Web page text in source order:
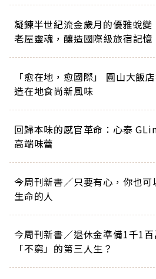
凝鍊半世紀流金歲月的優雅蛻
老屋靈魂，釀造國際級旅宿記憶
「愈在地，愈國際」 圓山大飯
造在地食尚新風味
回歸本味的感官革命：心泰
高端味蕾
今周刊新書／只要有心，你也
生命的人
今周刊新書／退休金準備1千1
「不窮」的第三人生？